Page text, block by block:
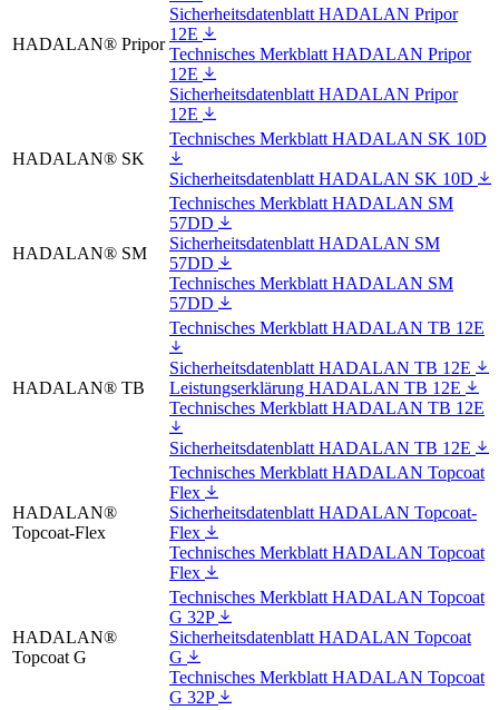
HADALAN® Pripor
Sicherheitsdatenblatt HADALAN Pripor
12E
Technisches Merkblatt HADALAN Pripor
12E
Sicherheitsdatenblatt HADALAN Pripor
12E
HADALAN® SK
Technisches Merkblatt HADALAN SK 10D
Sicherheitsdatenblatt HADALAN SK 10D
HADALAN® SM
Technisches Merkblatt HADALAN SM
57DD
Sicherheitsdatenblatt HADALAN SM
57DD
Technisches Merkblatt HADALAN SM
57DD
HADALAN® TB
Technisches Merkblatt HADALAN TB 12E
Sicherheitsdatenblatt HADALAN TB 12E
Leistungserklärung HADALAN TB 12E
Technisches Merkblatt HADALAN TB 12E
Sicherheitsdatenblatt HADALAN TB 12E
HADALAN®
Topcoat-Flex
Technisches Merkblatt HADALAN Topcoat
Flex
Sicherheitsdatenblatt HADALAN Topcoat-
Flex
Technisches Merkblatt HADALAN Topcoat
Flex
HADALAN®
Topcoat G
Technisches Merkblatt HADALAN Topcoat
G 32P
Sicherheitsdatenblatt HADALAN Topcoat
G
Technisches Merkblatt HADALAN Topcoat
G 32P